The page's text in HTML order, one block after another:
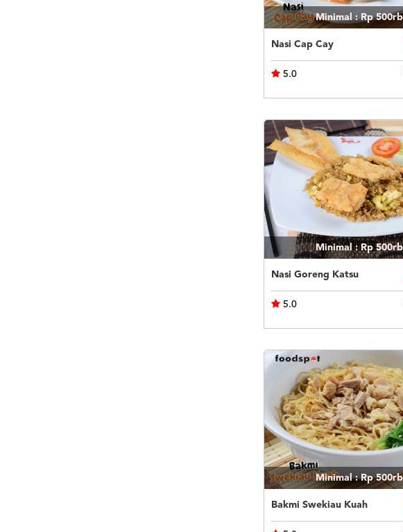
Minimal : Rp 500rb
Nasi Cap Cay
5.0
Minimal : Rp 500rb
Nasi Goreng Katsu
5.0
Minimal : Rp 500rb
Bakmi Swekiau Kuah